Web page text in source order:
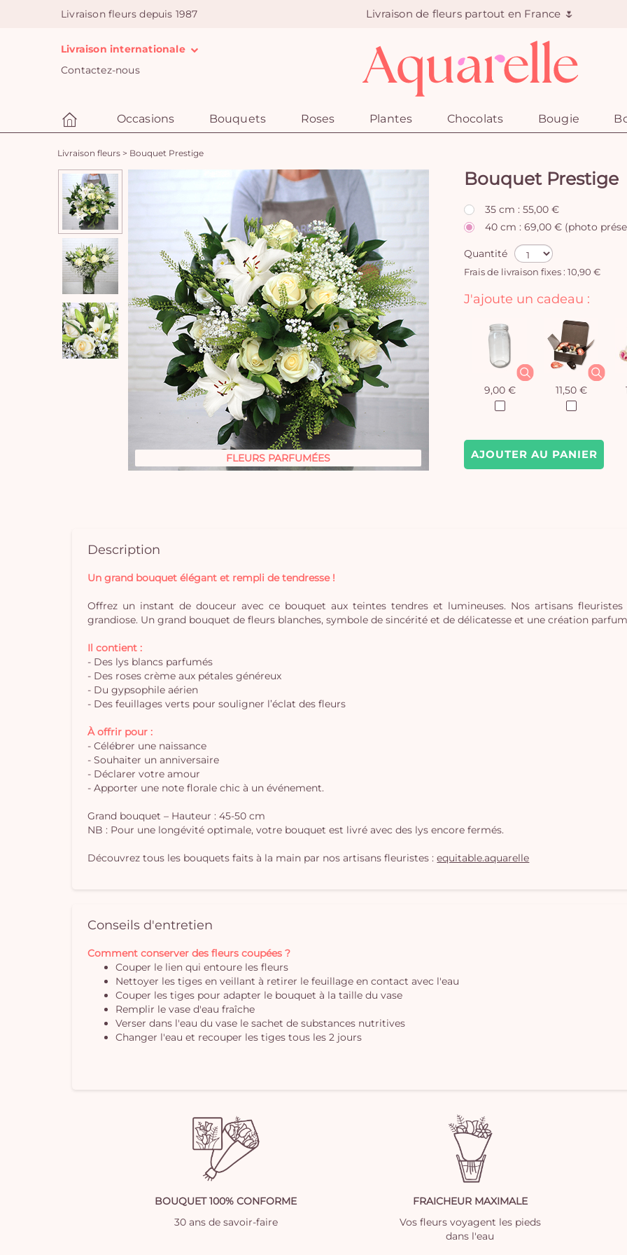
Livraison fleurs depuis 1987 Livraison de fleurs partout en France 🌷
Livraison internationale
Contactez-nous
Occasions Bouquets Roses Plantes Chocolats Bougie
Livraison fleurs > Bouquet Prestige
FLEURS PARFUMÉES
Bouquet Prestige
35 cm : 55,00 €
40 cm : 69,00 € (photo
Quantité
Frais de livraison fixes : 10,90 €
AJOUTER AU PANIER
J'ajoute un cadeau :
9,00 € 11,50 €
Description
Un grand bouquet élégant et rempli de tendresse !
Offrez un instant de douceur avec ce bouquet aux teintes tendres et lumineuses. Nos artisans
grandiose. Un grand bouquet de fleurs blanches, symbole de sincérité et de délicatesse et une création
Il contient :
- Des lys blancs parfumés
- Des roses crème aux pétales généreux
- Du gypsophile aérien
- Des feuillages verts pour souligner l’éclat des fleurs
À offrir pour :
- Célébrer une naissance
- Souhaiter un anniversaire
- Déclarer votre amour
- Apporter une note florale chic à un événement.
Grand bouquet – Hauteur : 45-50 cm
NB : Pour une longévité optimale, votre bouquet est livré avec des lys encore fermés.
Découvrez tous les bouquets faits à la main par nos artisans fleuristes :equitable.aquarelle
Conseils d'entretien
Comment conserver des fleurs coupées ?
Couper le lien qui entoure les fleurs
Nettoyer les tiges en veillant à retirer le feuillage en contact avec l'eau
Couper les tiges pour adapter le bouquet à la taille du vase
Remplir le vase d'eau fraîche
Verser dans l'eau du vase le sachet de substances nutritives
Changer l'eau et recouper les tiges tous les 2 jours
BOUQUET 100% CONFORME
30 ans de savoir-faire
FRAICHEUR MAXIMALE
Vos fleurs voyagent les pieds
dans l'eau